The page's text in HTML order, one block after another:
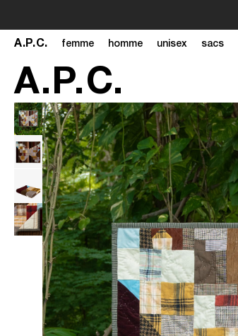
A.P.C. femme homme unisex sacs
A.P.C.